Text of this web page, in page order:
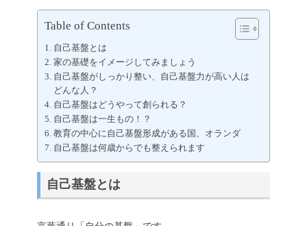
Table of Contents
自己基盤とは
家の基礎をイメージしてみましょう
自己基盤がしっかり整い、自己基盤力が高い人は
どんな人？
自己基盤はどうやって創られる？
自己基盤は一生もの！？
教育の中心に自己基盤形成がある国、オランダ
自己基盤は何歳からでも整えられます
自己基盤とは